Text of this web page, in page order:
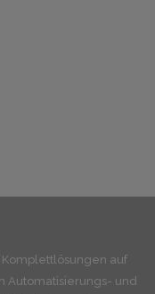
auf
Automatisierungs- und